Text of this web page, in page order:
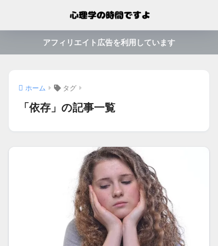
アフィリエイト広告を利用しています
ホーム タグ
「依存」の記事一覧